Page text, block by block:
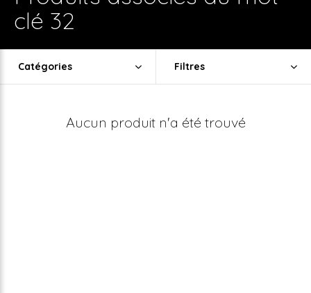
clé 32
Catégories Filtres
Aucun produit n'a été trouvé